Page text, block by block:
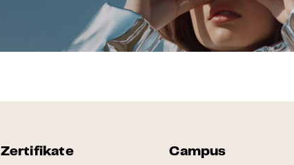
Zertifikate Campus